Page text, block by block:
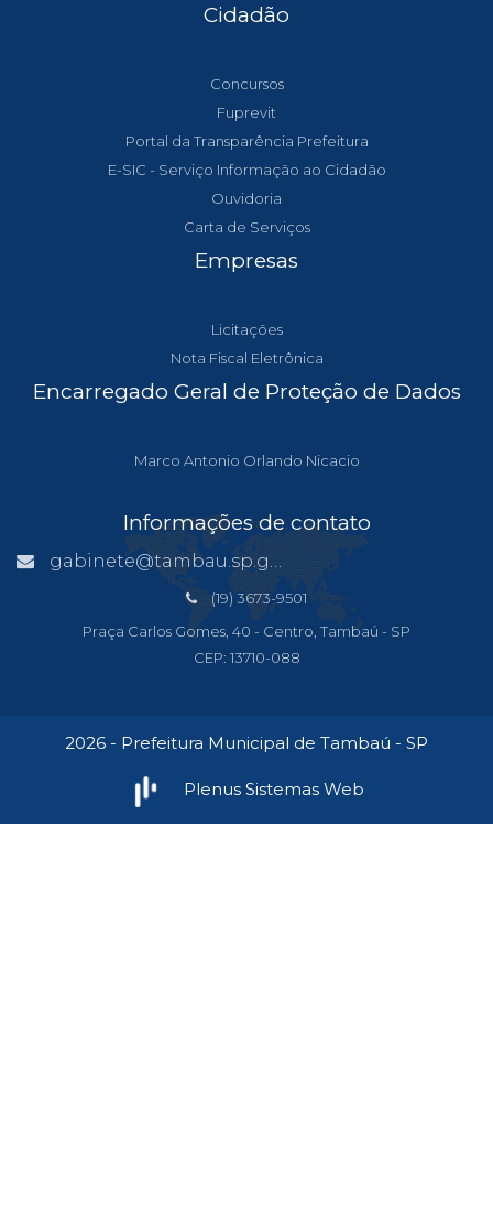
Cidadão
Concursos
Fuprevit
Portal da Transparência Prefeitura
E-SIC - Serviço Informação ao Cidadão
Ouvidoria
Carta de Serviços
Empresas
Licitações
Nota Fiscal Eletrônica
Encarregado Geral de Proteção de Dados
Marco Antonio Orlando Nicacio
Informações de contato
gabinete@tambau.sp.gov.br
(19) 3673-9501
Praça Carlos Gomes, 40 - Centro, Tambaú - SP
CEP: 13710-088
2026 - Prefeitura Municipal de Tambaú - SP
Plenus Sistemas Web